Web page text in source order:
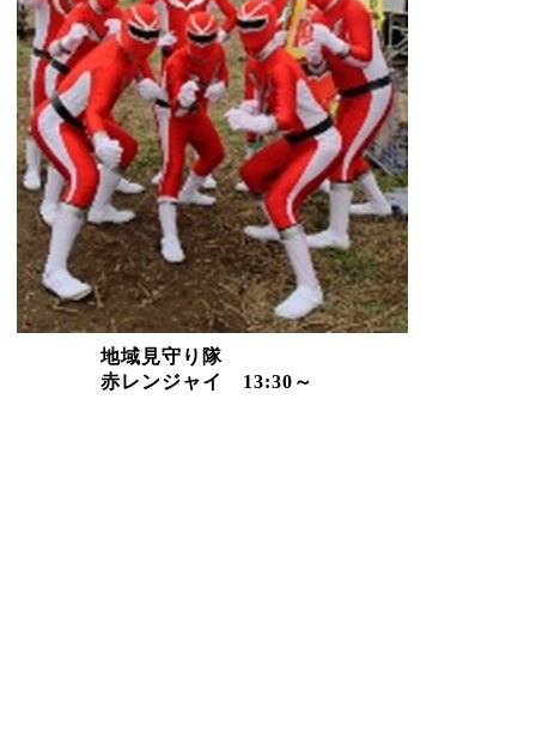
地域見守り隊
赤レンジャイ 13:30 ～